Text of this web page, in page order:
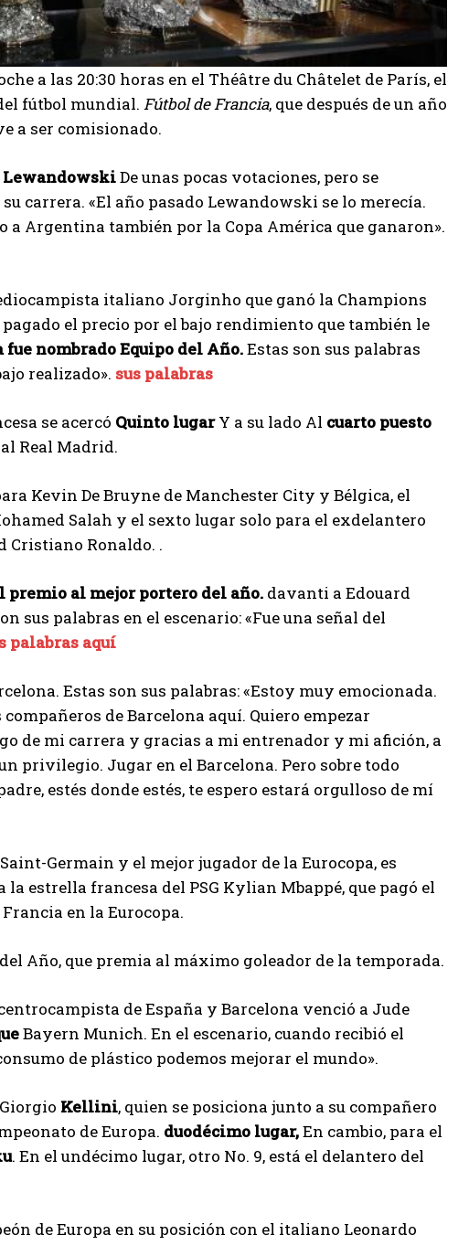
a las 20:30 horas en el Théâtre du Châtelet de París, el
fútbol mundial. Fútbol de Francia, que después de un año
a ser comisionado.
LewandowskiDe unas pocas votaciones, pero se
carrera. «El año pasado Lewandowski se lo merecía.
a Argentina también por la Copa América que ganaron».
italiano Jorginho que ganó la Champions
el precio por el bajo rendimiento que también le
fue nombrado Equipo del Año.Estas son sus palabras
realizado». sus palabras
se acercó Quinto lugarY a su lado Al cuarto puesto
Real Madrid.
Kevin De Bruyne de Manchester City y Bélgica, el
Salah y el sexto lugar solo para el exdelantero
Cristiano Ronaldo. .
premio al mejor portero del año. davanti a Edouard
sus palabras en el escenario: «Fue una señal del
palabras aquí
Estas son sus palabras: «Estoy muy emocionada.
de Barcelona aquí. Quiero empezar
de mi carrera y gracias a mi entrenador y mi afición, a
privilegio. Jugar en el Barcelona. Pero sobre todo
estés donde estés, te espero estará orgulloso de mí
Germain y el mejor jugador de la Eurocopa, es
estrella francesa del PSG Kylian Mbappé, que pagó el
en la Eurocopa.
Año, que premia al máximo goleador de la temporada.
de España y Barcelona venció a Jude
Bayern Munich. En el escenario, cuando recibió el
de plástico podemos mejorar el mundo».
Kellini, quien se posiciona junto a su compañero
de Europa. duodécimo lugar,En cambio, para el
. En el undécimo lugar, otro No. 9, está el delantero del
de Europa en su posición con el italiano Leonardo